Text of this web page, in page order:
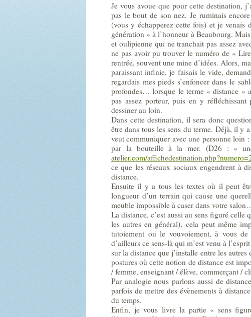
Je vous avoue que pour cette destination,
pas le bout de son nez. Je ruminais
(vous y échapperez cette fois) et je
génération » à l’honneur à Beaubourg.
et oulipienne qui ne tranchait pas assez
ne pas avoir pu trouver le numéro de «
rentrée, souvent une mine d’idées. Alors,
paraissant infinie, je faisais le vide,
regardais mes pieds s’enfoncer dans le
profondes… lorsque le terme « distance »
pas assez porteur, puis en y
dessiner au loin.
Dans cette destination, il sera donc
être dans tous les sens du terme. Déjà, il y
veut communiquer avec une personne loin
par la bouteille à la mer. (D26 : «
atelier.com/
ce que les réseaux sociaux engendrent à
distance.
Ensuite il y a tous les textes où il peut
longueur d’un terrain qui cause une
meuble impossible à caser dans votre
La distance, c’est aussi au sens figuré celle
les autres en général), cela peut même
tutoiement ou le vouvoiement, à vous
d’ailleurs ce sens-là qui m’est venu à
sur la distance que j’installe entre les
postures où cette notion de distance est
/ femme, enseignant / élève, commerçant /
Par analogie nous parlons aussi de
parfois de mettre des évènements à
du temps.
Enfin, je vous livre la partie « sens